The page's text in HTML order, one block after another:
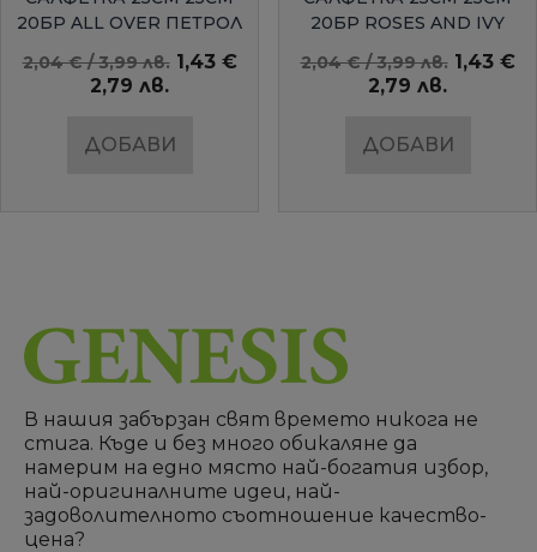
20БР ALL OVER ПЕТРОЛ
2,04 € / 3,99 лв. 1,43 €
2,79 лв.
ДОБАВИ
20БР ROSES AND IVY
AMBIENTE
2,04 € / 3,99 лв. 1,43 €
2,79 лв.
ДОБАВИ
В нашия забързан свят времето никога не
стига. Къде и без много обикаляне да
намерим на едно място най-богатия избор,
най-оригиналните идеи, най-
задоволителното съотношение качество-
цена?